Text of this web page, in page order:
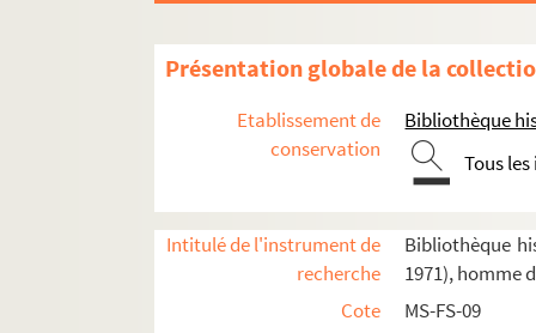
Présentation globale de la
Etablissement de
conservation
Bibliothèque
Tous
Intitulé de l'instrument de
recherche
Bibliothèque
1971), homme
Cote
MS-FS-09
D
H-K